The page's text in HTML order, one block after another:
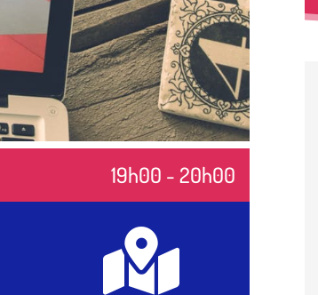
19h00 - 20h00